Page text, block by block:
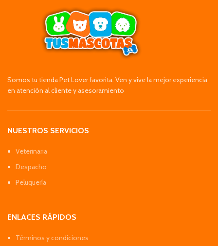
Somos tu tienda Pet Lover favorita. Ven y vive la mejor experiencia
en atención al cliente y asesoramiento
NUESTROS SERVICIOS
Veterinaria
Despacho
Peluquería
ENLACES RÁPIDOS
Términos y condiciones